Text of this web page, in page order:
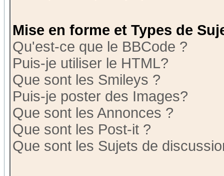
Mise en forme et Types de
Qu'est-ce que le BBCode ?
Puis-je utiliser le HTML?
Que sont les Smileys ?
Puis-je poster des Images?
Que sont les Annonces ?
Que sont les Post-it ?
Que sont les Sujets de